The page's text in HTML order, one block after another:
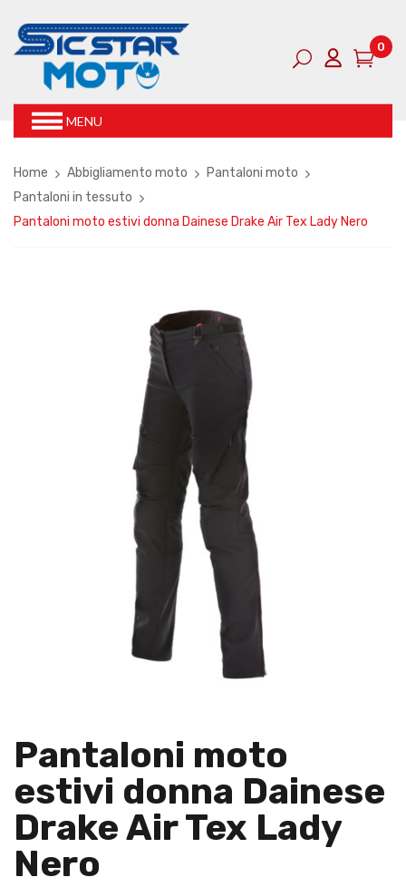
0
MENU
Home Abbigliamento moto
Pantaloni moto
Pantaloni in tessuto
Pantaloni moto estivi donna Dainese Drake Air Tex Lady Nero
Pantaloni moto
estivi donna Dainese
Drake Air Tex Lady
Nero